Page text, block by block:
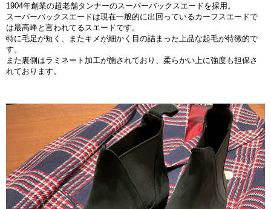
1904年創業の超老舗タンナーのスーパーバックスエードを採用。
スーパーバックスエードは現在一般的に出回っているカーフスエードで
は最高峰と言われてるスエードです。
特に毛足が短く、またキメが細かく目の詰まった上品な起毛が特徴的で
す。
また裏側はラミネート加工が施されており、柔らかい上に強度も担保さ
れております。